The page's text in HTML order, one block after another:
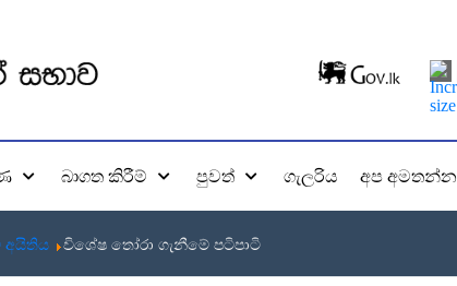
බාගත කිරීම් පුවත් ගැලරිය අප අමතන්න
අයිතිය විශේෂ තෝරා ගැනීමේ පටිපාටි